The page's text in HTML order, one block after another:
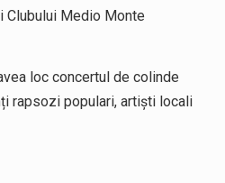
Clubului Medio Monte
loc concertul de colinde
rapsozi populari, artiști locali